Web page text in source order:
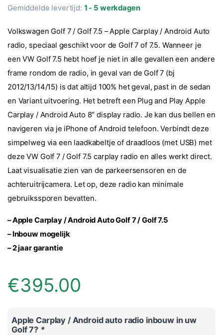
5.00
op 5
gebaseerd
ling
Gemiddelde levertijd: 1 - 5 werkdagen
Volkswagen Golf 7 / Golf 7.5 – Apple Carplay / Android Auto
radio, speciaal geschikt voor de Golf 7 of 7.5. Wanneer je
een VW Golf 7.5 hebt hoef je niet in alle gevallen een andere
frame rondom de radio, in geval van de Golf 7 (bj
2012/13/14/15) is dat altijd 100% het geval, past in de sedan
en Variant uitvoering. Het betreft een Plug and Play Apple
Carplay / Android Auto 8″ display radio. Je kan dus bellen en
navigeren via je iPhone of Android telefoon. Verbindt deze
simpelweg via een laadkabeltje of draadloos (met USB) met
deze VW Golf 7 / Golf 7.5 carplay radio en alles werkt direct.
Laat visualisatie zien van de parkeersensoren en de
achteruitrijcamera. Let op, deze radio kan minimale
gebruikssporen bevatten.
– Apple Carplay / Android Auto Golf 7 / Golf 7.5
– Inbouw mogelijk
– 2 jaar garantie
€395.00
Apple Carplay / Android auto radio inbouw in uw
Golf 7? *